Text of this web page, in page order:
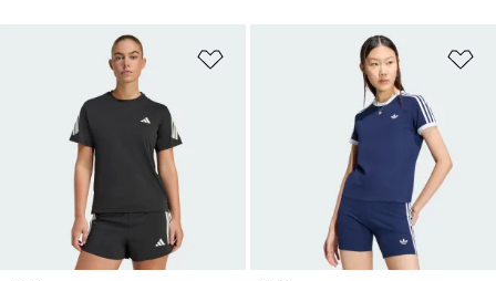
Ajouter à la Liste de produits